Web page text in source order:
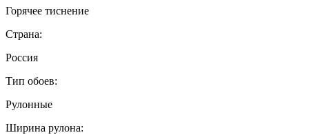
Горячее тиснение
Страна:
Россия
Тип обоев:
Рулонные
Ширина рулона: